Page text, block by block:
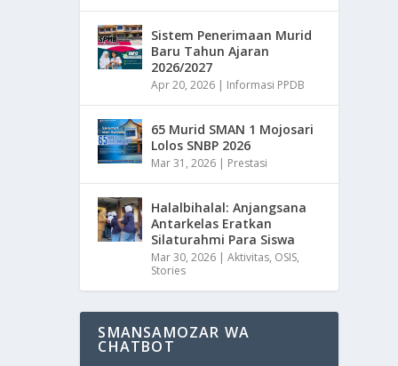
Sistem Penerimaan Murid
Baru Tahun Ajaran
2026/2027
Apr 20, 2026 | Informasi PPDB
65 Murid SMAN 1 Mojosari
Lolos SNBP 2026
Mar 31, 2026 | Prestasi
Halalbihalal: Anjangsana
Antarkelas Eratkan
Silaturahmi Para Siswa
Mar 30, 2026 |Aktivitas, OSIS,
Stories
SMANSAMOZAR WA
CHATBOT